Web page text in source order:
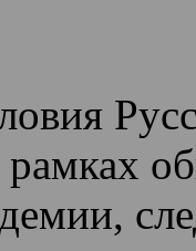
рамках